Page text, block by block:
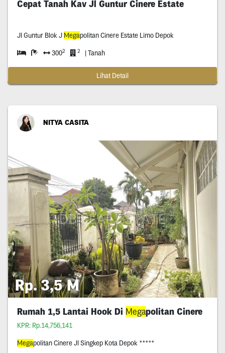
Cepat Tanah Kav Jl Guntur Cinere Estate
Jl Guntur Blok J Megapolitan Cinere Estate Limo Depok
3002 2 | Tanah
Lihat Detail
NITYA CASITA
Rp. 3,5 M
Rumah 1,5 Lantai Hook Di Megapolitan Cinere
KPR: Rp.14,756,141
Megapolitan Cinere Jl Singkep Kota Depok *****